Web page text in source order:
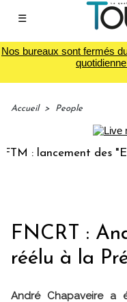
☰
Nos bureaux sont fermés
Accueil > People
: lancement des
FNCRT :
réélu à la
André Chapaveire a